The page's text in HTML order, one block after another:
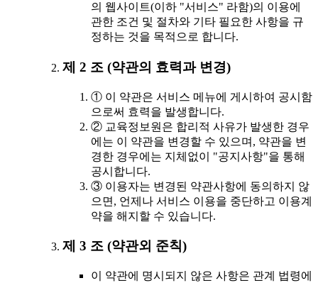
의 웹사이트(이하 "서비스" 라함)의 이용에
관한 조건 및 절차와 기타 필요한 사항을 규
정하는 것을 목적으로 합니다.
제 2 조 (약관의 효력과 변경)
① 이 약관은 서비스 메뉴에 게시하여 공시함
으로써 효력을 발생합니다.
② 교육정보원은 합리적 사유가 발생한 경우
에는 이 약관을 변경할 수 있으며, 약관을 변
경한 경우에는 지체없이 "공지사항"을 통해
공시합니다.
③ 이용자는 변경된 약관사항에 동의하지 않
으면, 언제나 서비스 이용을 중단하고 이용계
약을 해지할 수 있습니다.
제 3 조 (약관외 준칙)
이 약관에 명시되지 않은 사항은 관계 법령에